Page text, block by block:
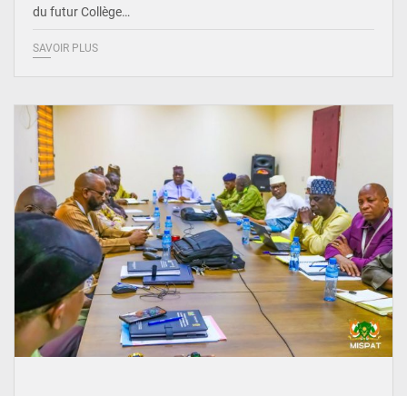
du futur Collège…
SAVOIR PLUS